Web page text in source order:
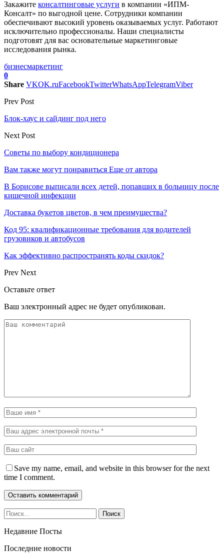
Закажите консалтинговые услуги в компании «ИПМ-
Консалт» по выгодной цене. Сотрудники компании
обеспечивают высокий уровень оказываемых услуг. Работают
исключительно профессионалы. Наши специалисты
подготовят для вас основательные маркетинговые
исследования рынка.
бизнесмаркетинг
0
Share VKOK.ruFacebookTwitterWhatsAppTelegramViber
Prev Post
Блок-хаус и сайдинг под него
Next Post
Советы по выбору кондиционера
Вам также могут понравиться Еще от автора
В Борисове выписали всех детей, попавших в больницу после
кишечной инфекции
Доставка букетов цветов, в чем преимущества?
Код 95: квалификационные требования для водителей
грузовиков и автобусов
Как эффективно распространять коды скидок?
Prev Next
Оставьте ответ
Ваш электронный адрес не будет опубликован.
Save my name, email, and website in this browser for the next
time I comment.
Недавние Посты
Последние новости